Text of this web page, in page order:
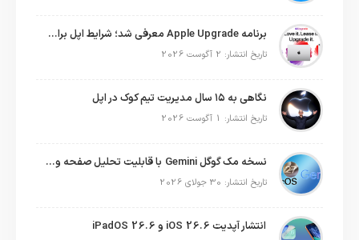
برنامه Apple Upgrade معرفی شد؛ شرایط اپل برای اجاره آیفون، آیپد، مک و اپل واچ
تاریخ انتشار: 2 آگوست 2026
نگاهی به ۱۵ سال مدیریت تیم کوک در اپل
تاریخ انتشار: 1 آگوست 2026
نسخه مک گوگل Gemini با قابلیت تحلیل صفحه و دستورات صوتی در به‌روزرسانی جدید
تاریخ انتشار: 30 جولای 2026
انتشار آپدیت iOS 26.6 و iPadOS 26.6